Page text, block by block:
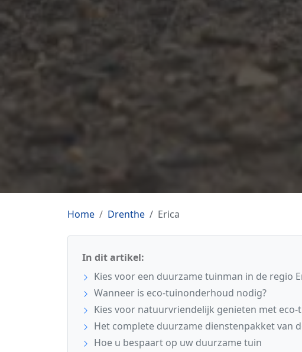
Home Drenthe Erica
In dit artikel:
Kies voor een duurzame tuinman in de regio
Wanneer is eco-tuinonderhoud nodig?
Kies voor natuurvriendelijk genieten met
Het complete duurzame dienstenpakket van
Hoe u bespaart op uw duurzame tuin